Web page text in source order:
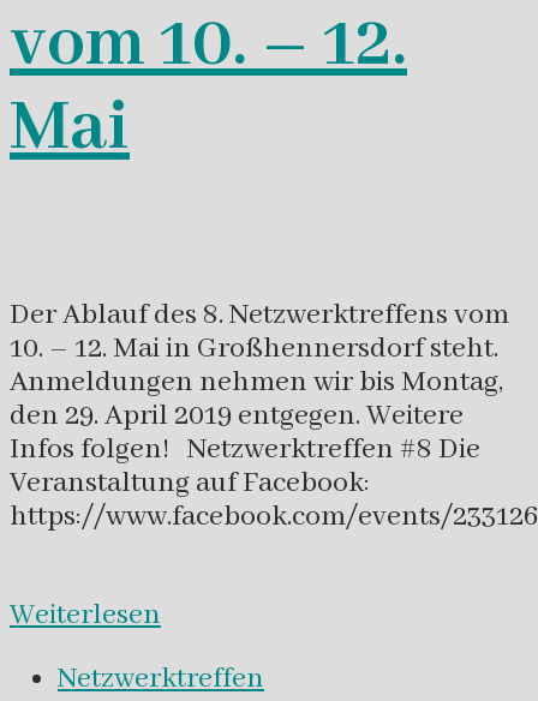
vom 10. – 12.
Mai
Der Ablauf des 8. Netzwerktreffens vom
10. – 12. Mai in Großhennersdorf steht.
Anmeldungen nehmen wir bis Montag,
den 29. April 2019 entgegen. Weitere
Infos folgen! Netzwerktreffen #8 Die
Veranstaltung auf Facebook:
https://www.facebook.com/events/
Weiterlesen
Netzwerktreffen